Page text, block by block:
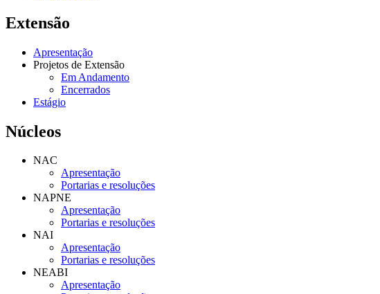
Extensão
Apresentação
Projetos de Extensão
Em Andamento
Encerrados
Estágio
Núcleos
NAC
Apresentação
Portarias e resoluções
NAPNE
Apresentação
Portarias e resoluções
NAI
Apresentação
Portarias e resoluções
NEABI
Apresentação